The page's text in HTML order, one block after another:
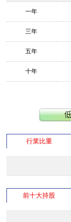
一年
三年
五年
十年
行業比重
前十大持股